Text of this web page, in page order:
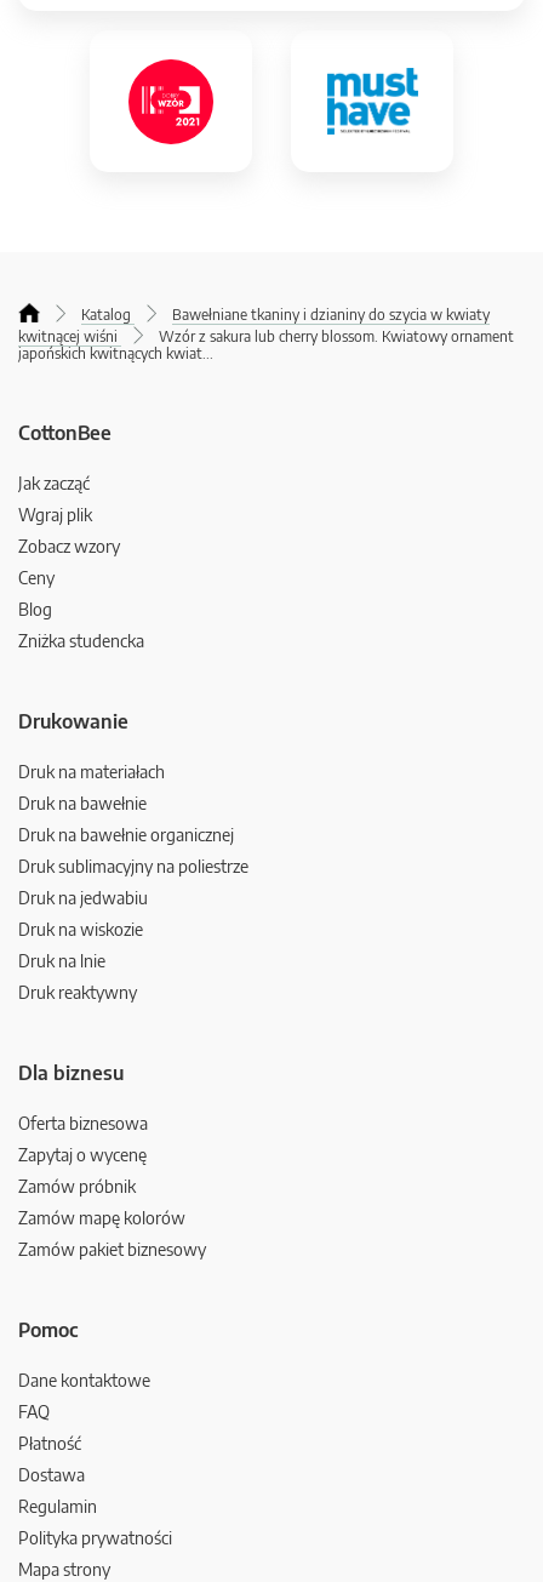
Katalog
Bawełniane tkaniny i dzianiny do szycia w kwiaty
kwitnącej wiśni
Wzór z sakura lub cherry blossom. Kwiatowy ornament
japońskich kwitnących kwiat...
CottonBee
Jak zacząć
Wgraj plik
Zobacz wzory
Ceny
Blog
Zniżka studencka
Drukowanie
Druk na materiałach
Druk na bawełnie
Druk na bawełnie organicznej
Druk sublimacyjny na poliestrze
Druk na jedwabiu
Druk na wiskozie
Druk na lnie
Druk reaktywny
Dla biznesu
Oferta biznesowa
Zapytaj o wycenę
Zamów próbnik
Zamów mapę kolorów
Zamów pakiet biznesowy
Pomoc
Dane kontaktowe
FAQ
Płatność
Dostawa
Regulamin
Polityka prywatności
Mapa strony